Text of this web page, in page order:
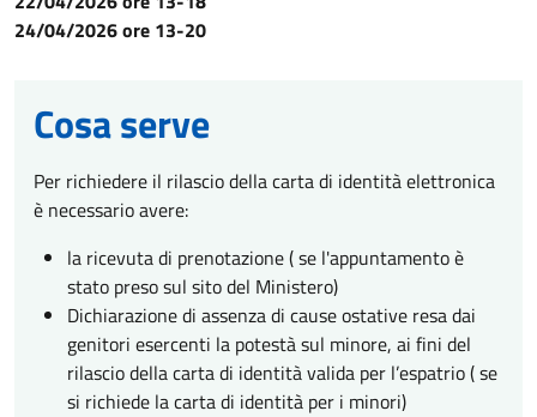
24/04/2026 ore 13-20
Cosa serve
Per richiedere il rilascio della carta di identità elettronica
è necessario avere:
la ricevuta di prenotazione ( se l'appuntamento è
stato preso sul sito del Ministero)
Dichiarazione di assenza di cause ostative resa dai
genitori esercenti la potestà sul minore, ai fini del
rilascio della carta di identità valida per l’espatrio ( se
si richiede la carta di identità per i minori)